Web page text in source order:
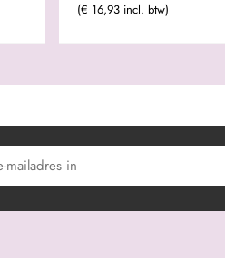
(€ 16,93 incl. btw)